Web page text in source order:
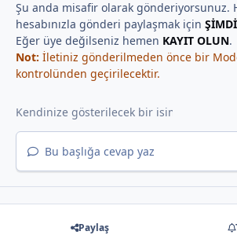
Şu anda misafir olarak gönderiyorsunuz.
hesabınızla gönderi paylaşmak için
Eğer üye değilseniz hemen KAYIT OLUN.
Not: İletiniz gönderilmeden önce bir
kontrolünden geçirilecektir.
Bu başlığa cevap yaz
Paylaş